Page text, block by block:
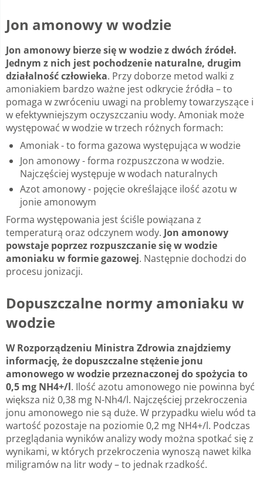
Jon amonowy w wodzie
Jon amonowy bierze się w wodzie z dwóch źródeł.
Jednym z nich jest pochodzenie naturalne, drugim
działalność człowieka. Przy doborze metod walki z
amoniakiem bardzo ważne jest odkrycie źródła – to
pomaga w zwróceniu uwagi na problemy towarzyszące i
w efektywniejszym oczyszczaniu wody. Amoniak może
występować w wodzie w trzech różnych formach:
Amoniak - to forma gazowa występująca w wodzie
Jon amonowy - forma rozpuszczona w wodzie.
Najczęściej występuje w wodach naturalnych
Azot amonowy - pojęcie określające ilość azotu w
jonie amonowym
Forma występowania jest ściśle powiązana z
temperaturą oraz odczynem wody. Jon amonowy
powstaje poprzez rozpuszczanie się w wodzie
amoniaku w formie gazowej. Następnie dochodzi do
procesu jonizacji.
Dopuszczalne normy amoniaku w
wodzie
W Rozporządzeniu Ministra Zdrowia znajdziemy
informację, że dopuszczalne stężenie jonu
amonowego w wodzie przeznaczonej do spożycia to
0,5 mg NH4+/l. Ilość azotu amonowego nie powinna być
większa niż 0,38 mg N-Nh4/l. Najczęściej przekroczenia
jonu amonowego nie są duże. W przypadku wielu wód ta
wartość pozostaje na poziomie 0,2 mg NH4+/l. Podczas
przeglądania wyników analizy wody można spotkać się z
wynikami, w których przekroczenia wynoszą nawet kilka
miligramów na litr wody – to jednak rzadkość.